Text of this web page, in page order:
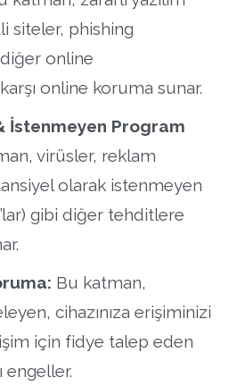
siteler, phishing
online
karşı online koruma sunar.
İstenmeyen Program
virüsler, reklam
olarak istenmeyen
gibi diğer tehditlere
Bu katman,
cihazınıza erişiminizi
için fidye talep eden
engeller.